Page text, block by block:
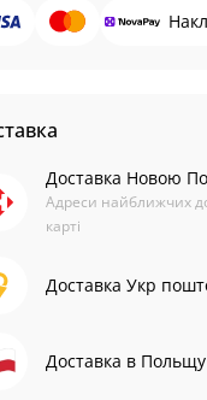
Доставка Новою
Адреси найближчих
карті
Доставка Укр
Доставка в Польщу